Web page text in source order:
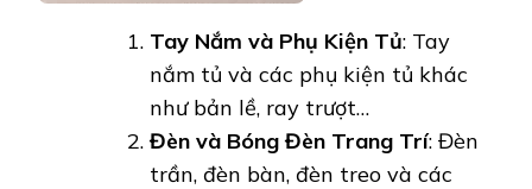
Tay Nắm và Phụ Kiện Tủ: Tay
nắm tủ và các phụ kiện tủ khác
như bản lề, ray trượt…
Đèn và Bóng Đèn Trang Trí: Đèn
trần, đèn bàn, đèn treo và các